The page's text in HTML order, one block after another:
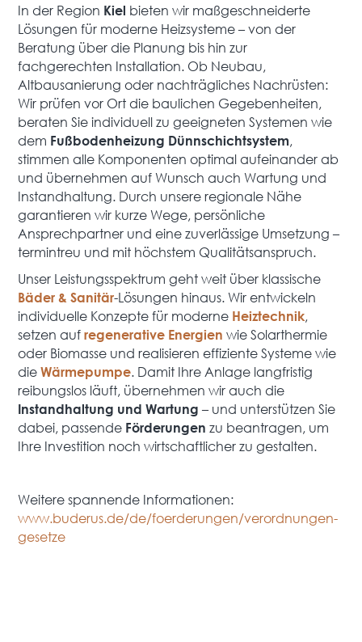
In der Region Kiel bieten wir maßgeschneiderte
Lösungen für moderne Heizsysteme – von der
Beratung über die Planung bis hin zur
fachgerechten Installation. Ob Neubau,
Altbausanierung oder nachträgliches Nachrüsten:
Wir prüfen vor Ort die baulichen Gegebenheiten,
beraten Sie individuell zu geeigneten Systemen wie
dem Fußbodenheizung Dünnschichtsystem,
stimmen alle Komponenten optimal aufeinander ab
und übernehmen auf Wunsch auch Wartung und
Instandhaltung. Durch unsere regionale Nähe
garantieren wir kurze Wege, persönliche
Ansprechpartner und eine zuverlässige Umsetzung –
termintreu und mit höchstem Qualitätsanspruch.
Unser Leistungsspektrum geht weit über klassische
Bäder & Sanitär-Lösungen hinaus. Wir entwickeln
individuelle Konzepte für moderne Heiztechnik,
setzen aufregenerative Energien wie Solarthermie
oder Biomasse und realisieren effiziente Systeme wie
dieWärmepumpe. Damit Ihre Anlage langfristig
reibungslos läuft, übernehmen wir auch die
Instandhaltung und Wartung – und unterstützen Sie
dabei, passende Förderungen zu beantragen, um
Ihre Investition noch wirtschaftlicher zu gestalten.
Weitere spannende Informationen:
www.buderus.de/de/foerderungen/verordnungen-
gesetze